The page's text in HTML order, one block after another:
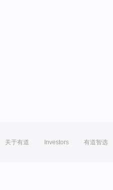
关于有道 Investors 有道智选